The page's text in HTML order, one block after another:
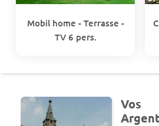
Mobil home - Terrasse -
TV 6 pers.
Vos